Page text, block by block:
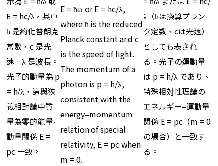
E = hc/λ，其中
ħ 是約化普朗克
常數，c 是光
速，λ 是波長。
光子的動量為 p
= h/λ，這與狹
義相對論中質
量為零的能量-
動量關係 E =
pc 一致。
E = ħω or E = hc/λ,
where ħ is the reduced
Planck constant and c
is the speed of light.
The momentum of a
photon is p = h/λ,
consistent with the
energy–momentum
relation of special
relativity, E = pc when
m = 0.
λ（ħは換算プラン
ク定数、cは光速）
としても表され
る。光子の運動量
は p = h/λ であり、
特殊相対性理論の
エネルギー–運動量
関係 E = pc（m = 0
の場合）と一致す
る。